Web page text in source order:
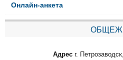
Онлайн-анкета
Адрес г.